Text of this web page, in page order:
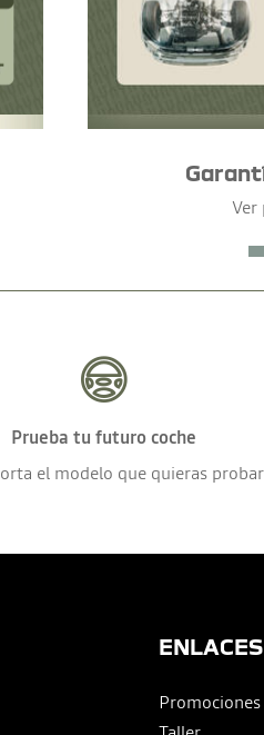
Ver
Prueba tu futuro coche
el modelo que quieras probar
Promociones